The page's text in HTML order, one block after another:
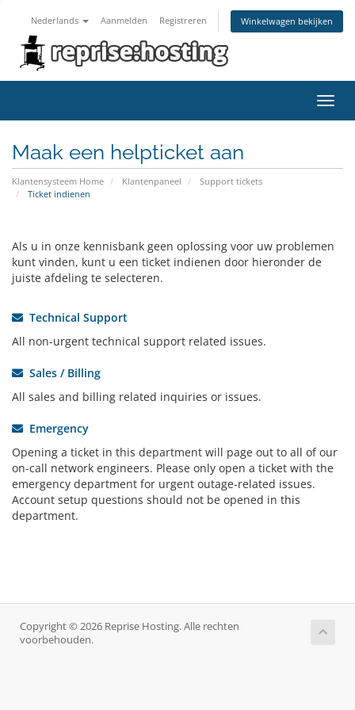
Nederlands Aanmelden Registreren Winkelwagen bekijken
in-/
Maak een helpticket aan
Klantensysteem Home Klantenpaneel
Support tickets
Ticket indienen
Als u in onze kennisbank geen oplossing voor uw problemen
kunt vinden, kunt u een ticket indienen door hieronder de
juiste afdeling te selecteren.
Technical Support
All non-urgent technical support related issues.
Sales / Billing
All sales and billing related inquiries or issues.
Emergency
Opening a ticket in this department will page out to all of our
on-call network engineers. Please only open a ticket with the
emergency department for urgent outage-related issues.
Account setup questions should not be opened in this
department.
Copyright © 2026 Reprise Hosting. Alle rechten
voorbehouden.